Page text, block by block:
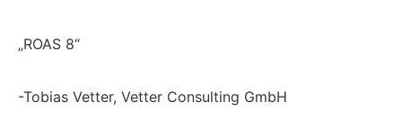
„ROAS 8“
-Tobias Vetter, Vetter Consulting GmbH